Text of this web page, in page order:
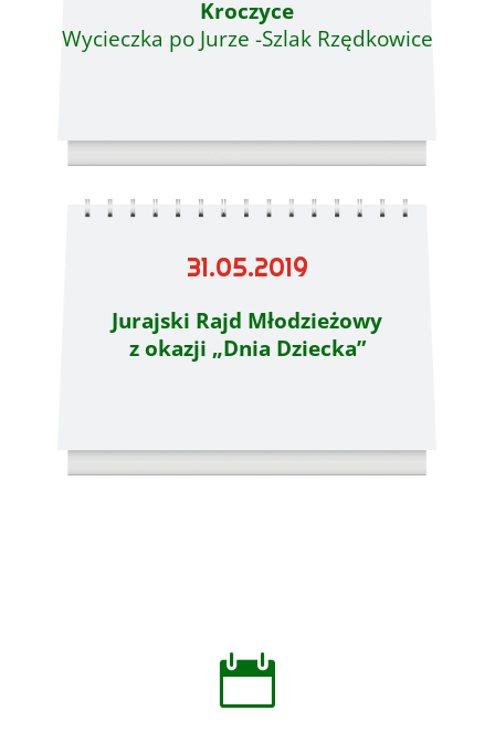
Kroczyce
Wycieczka po Jurze -Szlak Rzędkowice
31.05.2019
Jurajski Rajd Młodzieżowy
z okazji „Dnia Dziecka”
